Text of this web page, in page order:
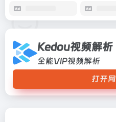
Kedou视频解析
全能VIP视频解析
打开